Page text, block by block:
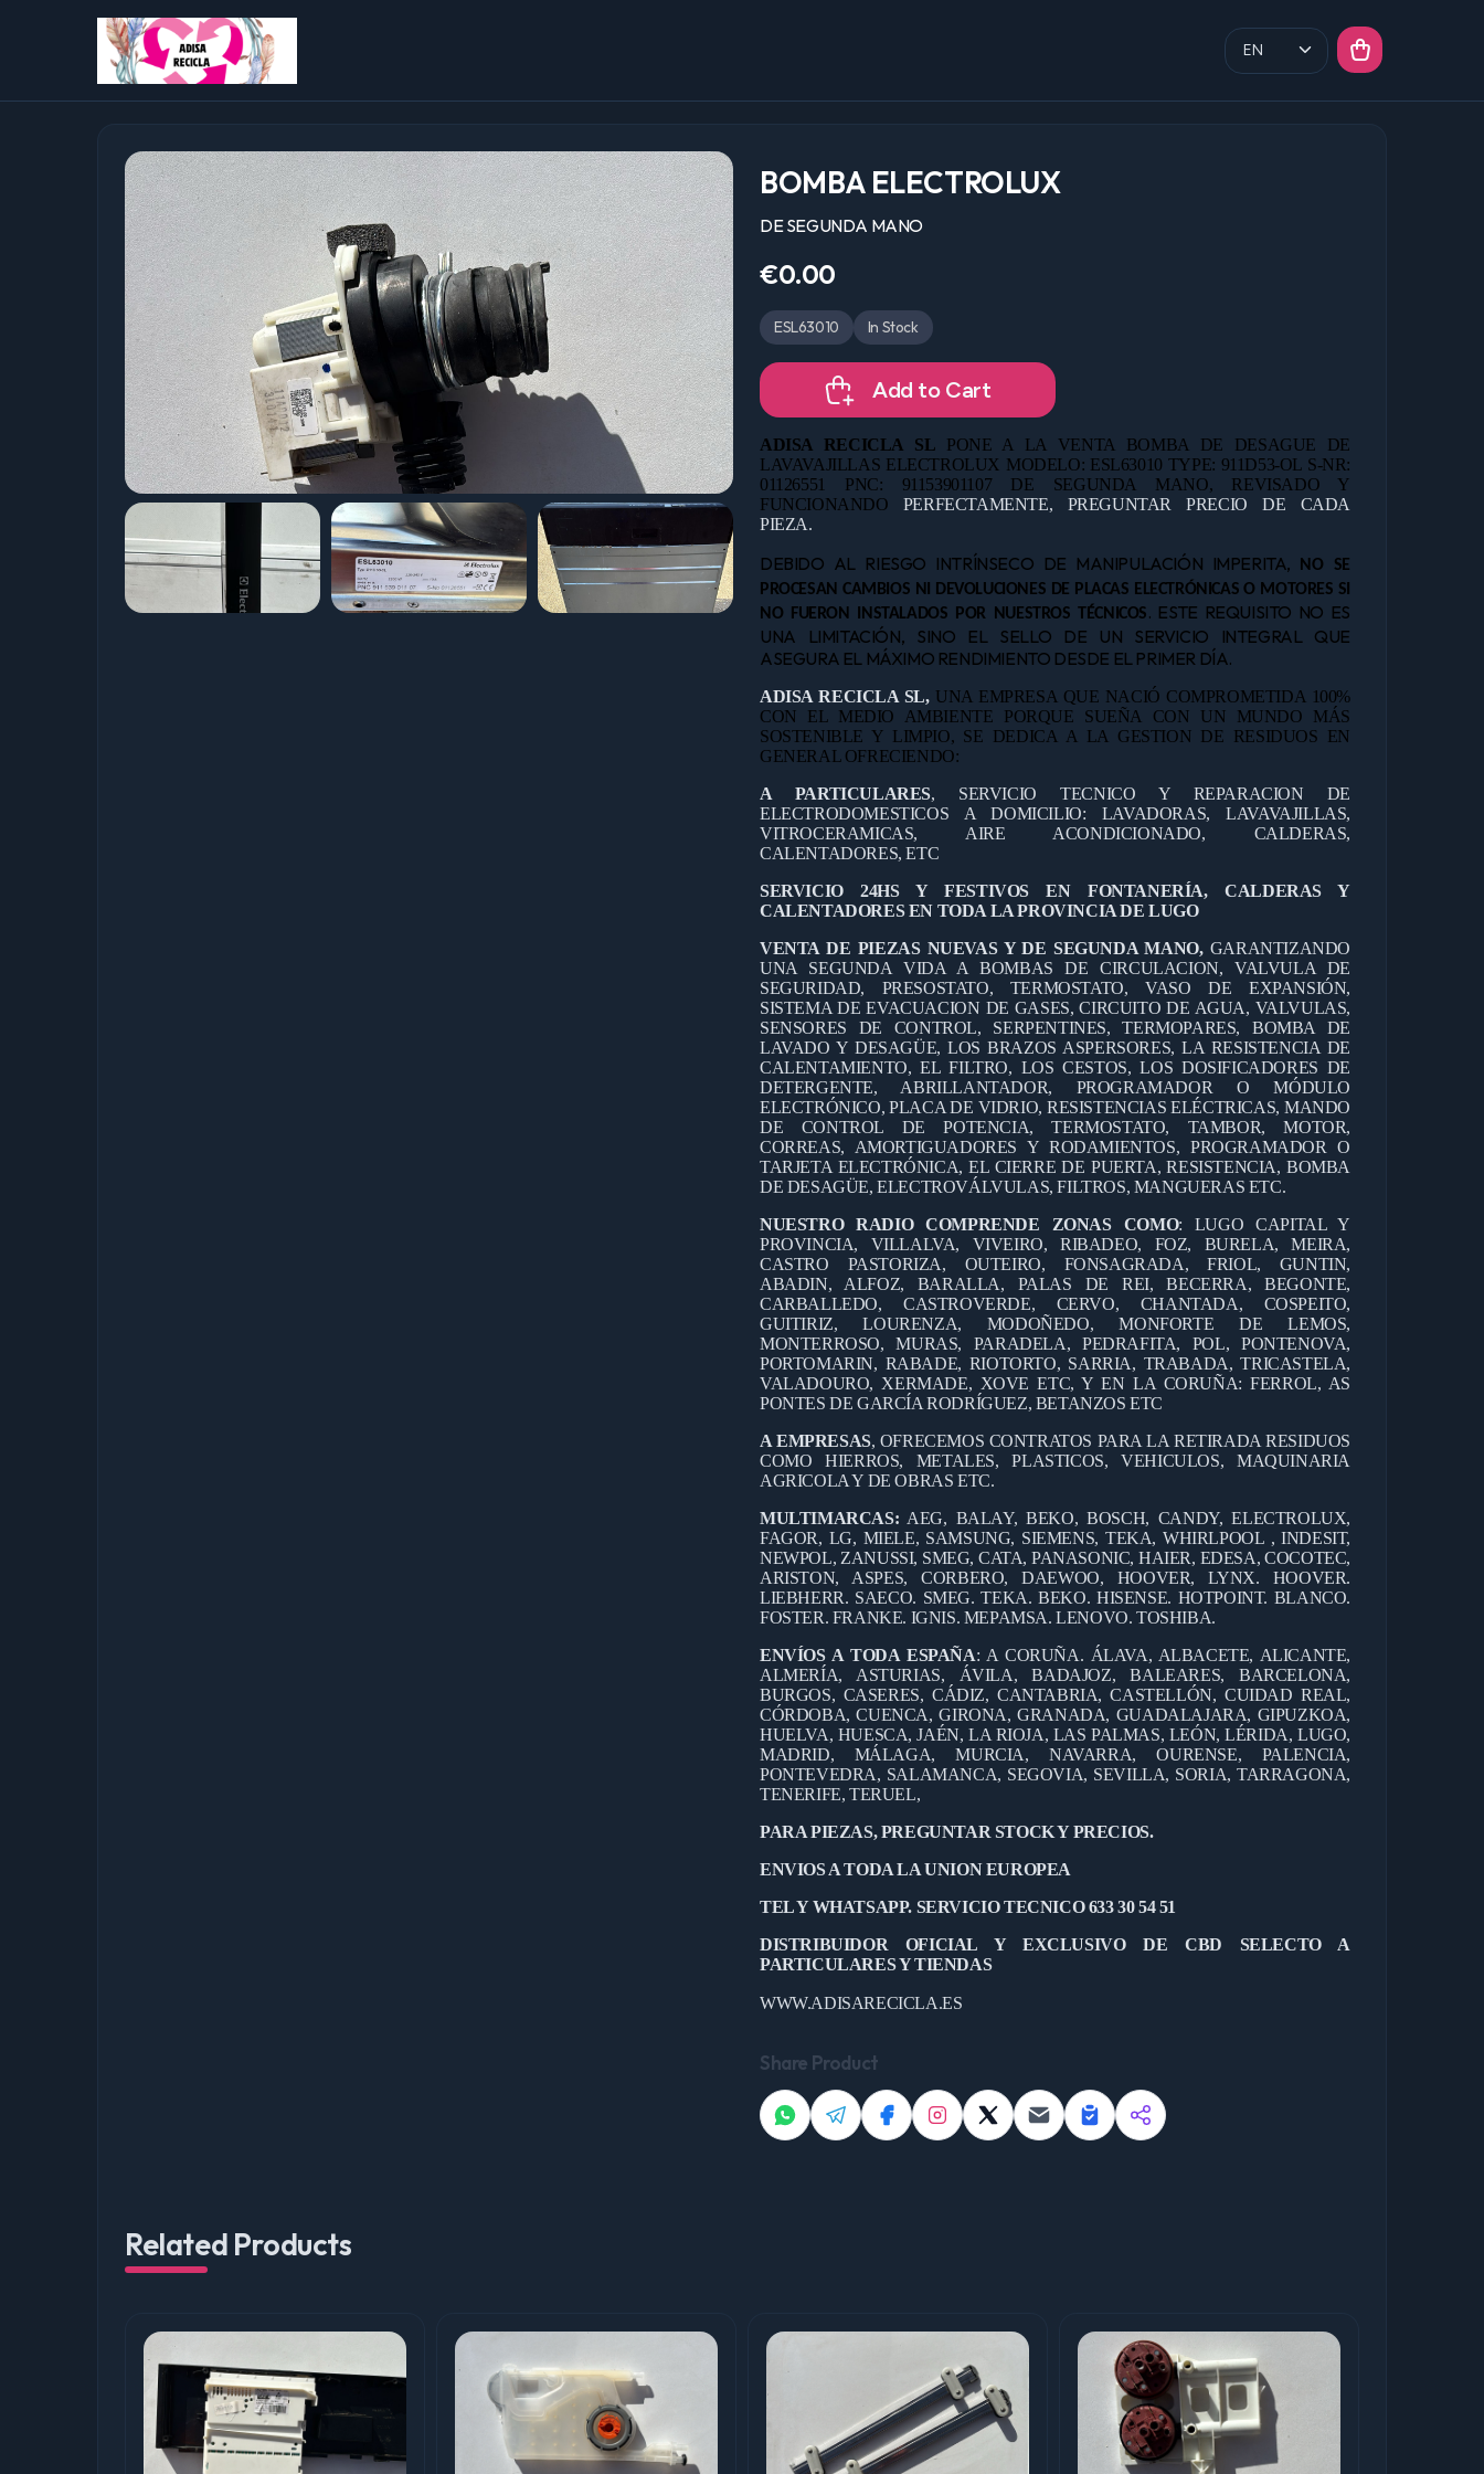
BOMBA ELECTROLUX
DE SEGUNDA MANO
€0.00
ESL63010 In Stock
Add to Cart
ADISA RECICLA SL PONE A LA VENTA BOMBA DE DESAGUE DE
LAVAVAJILLAS ELECTROLUX MODELO: ESL63010 TYPE: 911D53-OL S-NR:
01126551 PNC: 91153901107 DE SEGUNDA MANO, REVISADO Y
FUNCIONANDO PERFECTAMENTE, PREGUNTAR PRECIO DE CADA
PIEZA.
DEBIDO AL RIESGO INTRÍNSECO DE MANIPULACIÓN IMPERITA,
NO SE
PROCESAN CAMBIOS NI DEVOLUCIONES DE PLACAS ELECTRÓNICAS O MOTORES SI
NO FUERON INSTALADOS POR NUESTROS TÉCNICOS. ESTE REQUISITO NO ES
UNA LIMITACIÓN, SINO EL SELLO DE UN SERVICIO INTEGRAL QUE
ASEGURA EL MÁXIMO RENDIMIENTO DESDE EL PRIMER DÍA.
ADISA RECICLA SL, UNA EMPRESA QUE NACIÓ COMPROMETIDA 100%
CON EL MEDIO AMBIENTE PORQUE SUEÑA CON UN MUNDO MÁS
SOSTENIBLE Y LIMPIO, SE DEDICA A LA GESTION DE RESIDUOS EN
GENERAL OFRECIENDO:
A PARTICULARES, SERVICIO TECNICO Y REPARACION DE
ELECTRODOMESTICOS A DOMICILIO: LAVADORAS, LAVAVAJILLAS,
VITROCERAMICAS, AIRE ACONDICIONADO, CALDERAS,
CALENTADORES, ETC
SERVICIO 24HS Y FESTIVOS EN FONTANERÍA, CALDERAS Y
CALENTADORES EN TODA LA PROVINCIA DE LUGO
VENTA DE PIEZAS NUEVAS Y DE SEGUNDA MANO,GARANTIZANDO
UNA SEGUNDA VIDA A BOMBAS DE CIRCULACION, VALVULA DE
SEGURIDAD, PRESOSTATO, TERMOSTATO, VASO DE EXPANSIÓN,
SISTEMA DE EVACUACION DE GASES, CIRCUITO DE AGUA, VALVULAS,
SENSORES DE CONTROL, SERPENTINES, TERMOPARES, BOMBA DE
LAVADO Y DESAGÜE, LOS BRAZOS ASPERSORES, LA RESISTENCIA DE
CALENTAMIENTO, EL FILTRO, LOS CESTOS, LOS DOSIFICADORES DE
DETERGENTE, ABRILLANTADOR, PROGRAMADOR O MÓDULO
ELECTRÓNICO, PLACA DE VIDRIO, RESISTENCIAS ELÉCTRICAS, MANDO
DE CONTROL DE POTENCIA, TERMOSTATO, TAMBOR, MOTOR,
CORREAS, AMORTIGUADORES Y RODAMIENTOS, PROGRAMADOR O
TARJETA ELECTRÓNICA, EL CIERRE DE PUERTA, RESISTENCIA, BOMBA
DE DESAGÜE, ELECTROVÁLVULAS, FILTROS, MANGUERAS ETC.
NUESTRO RADIO COMPRENDE ZONAS COMO: LUGO CAPITAL Y
PROVINCIA, VILLALVA, VIVEIRO, RIBADEO, FOZ, BURELA, MEIRA,
CASTRO PASTORIZA, OUTEIRO, FONSAGRADA, FRIOL, GUNTIN,
ABADIN, ALFOZ, BARALLA, PALAS DE REI, BECERRA, BEGONTE,
CARBALLEDO, CASTROVERDE, CERVO, CHANTADA, COSPEITO,
GUITIRIZ, LOURENZA, MODOÑEDO, MONFORTE DE LEMOS,
MONTERROSO, MURAS, PARADELA, PEDRAFITA, POL, PONTENOVA,
PORTOMARIN, RABADE, RIOTORTO, SARRIA, TRABADA, TRICASTELA,
VALADOURO, XERMADE, XOVE ETC, Y EN LA CORUÑA: FERROL, AS
PONTES DE GARCÍA RODRÍGUEZ, BETANZOS ETC
A EMPRESAS, OFRECEMOS CONTRATOS PARA LA RETIRADA RESIDUOS
COMO HIERROS, METALES, PLASTICOS, VEHICULOS, MAQUINARIA
AGRICOLA Y DE OBRAS ETC.
MULTIMARCAS: AEG, BALAY, BEKO, BOSCH, CANDY, ELECTROLUX,
FAGOR, LG, MIELE, SAMSUNG, SIEMENS, TEKA, WHIRLPOOL , INDESIT,
NEWPOL, ZANUSSI, SMEG, CATA, PANASONIC, HAIER, EDESA, COCOTEC,
ARISTON, ASPES, CORBERO, DAEWOO, HOOVER, LYNX. HOOVER.
LIEBHERR. SAECO. SMEG. TEKA. BEKO. HISENSE. HOTPOINT. BLANCO.
FOSTER. FRANKE. IGNIS. MEPAMSA. LENOVO. TOSHIBA.
ENVÍOS A TODA ESPAÑA: A CORUÑA. ÁLAVA, ALBACETE, ALICANTE,
ALMERÍA, ASTURIAS, ÁVILA, BADAJOZ, BALEARES, BARCELONA,
BURGOS, CASERES, CÁDIZ, CANTABRIA, CASTELLÓN, CUIDAD REAL,
CÓRDOBA, CUENCA, GIRONA, GRANADA, GUADALAJARA, GIPUZKOA,
HUELVA, HUESCA, JAÉN, LA RIOJA, LAS PALMAS, LEÓN, LÉRIDA, LUGO,
MADRID, MÁLAGA, MURCIA, NAVARRA, OURENSE, PALENCIA,
PONTEVEDRA, SALAMANCA, SEGOVIA, SEVILLA, SORIA, TARRAGONA,
TENERIFE, TERUEL,
PARA PIEZAS, PREGUNTAR STOCK Y PRECIOS.
ENVIOS A TODA LA UNION EUROPEA
TEL Y WHATSAPP. SERVICIO TECNICO 633 30 54 51
DISTRIBUIDOR OFICIAL Y EXCLUSIVO DE CBD SELECTO A
PARTICULARES Y TIENDAS
WWW.ADISARECICLA.ES
Share Product
Related Products